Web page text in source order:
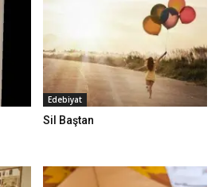
Edebiyat
Sil Baştan